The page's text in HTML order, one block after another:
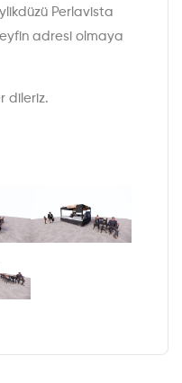
Perlavista
adresi olmaya
dileriz.